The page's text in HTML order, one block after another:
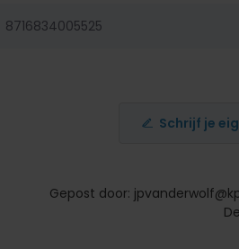
8716834005525
Schrijf je
Gepost door: